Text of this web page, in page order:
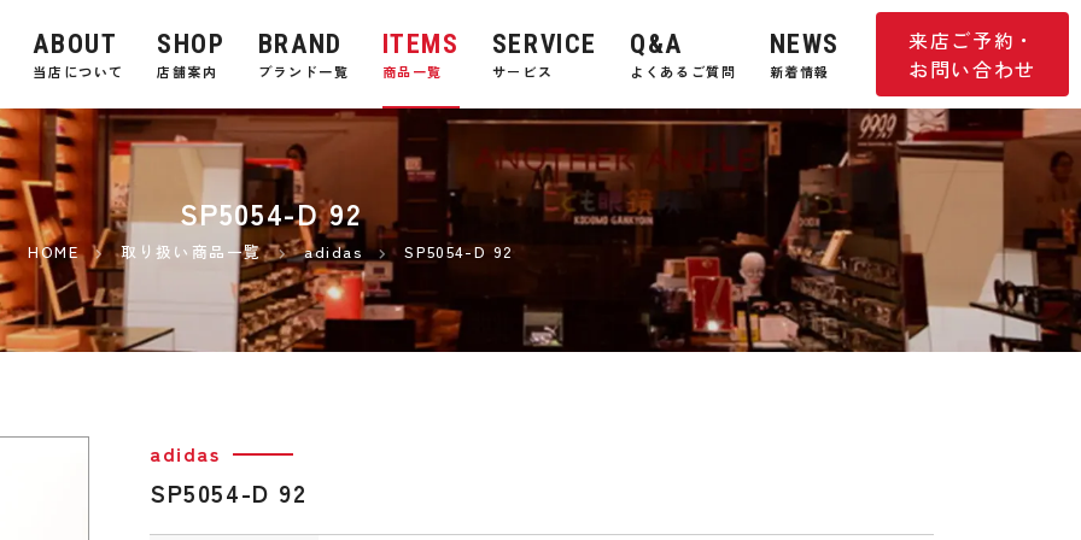
来店ご予約・
お問い合わせ
ABOUT
当店について
SHOP
店舗案内
BRAND
ブランド一覧
ITEMS
商品一覧
SERVICE
サービス
Q&A
よくあるご質問
NEWS
新着情報
SP5054-D 92
HOME 取り扱い商品一覧 adidas SP5054-D 92
adidas
SP5054-D 92